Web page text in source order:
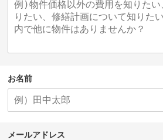
お名前
メールアドレス